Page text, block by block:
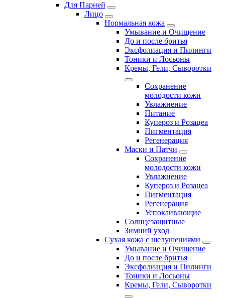
Для Парней
Лицо
Нормальная кожа
Умывание и Очищение
До и после бритья
Эксфолиация и Пилинги
Тоники и Лосьоны
Кремы, Гели, Сыворотки
Сохранение
молодости кожи
Увлажнение
Питание
Купероз и Розацеа
Пигментация
Регенерация
Маски и Патчи
Сохранение
молодости кожи
Увлажнение
Купероз и Розацеа
Пигментация
Регенерация
Успокаивающие
Солнцезащитные
Зимний уход
Сухая кожа с шелушениями
Умывание и Очищение
До и после бритья
Эксфолиация и Пилинги
Тоники и Лосьоны
Кремы, Гели, Сыворотки